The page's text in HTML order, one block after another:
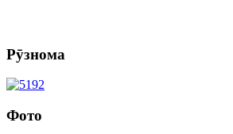
Рӯзнома
Фото